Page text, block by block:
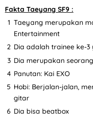
Fakta Taeyang SF9 :
Taeyang merupakan
Entertainment
Dia adalah trainee ke-
Dia merupakan
Panutan: Kai EXO
Hobi: Berjalan-jalan,
gitar
Dia bisa beatbox